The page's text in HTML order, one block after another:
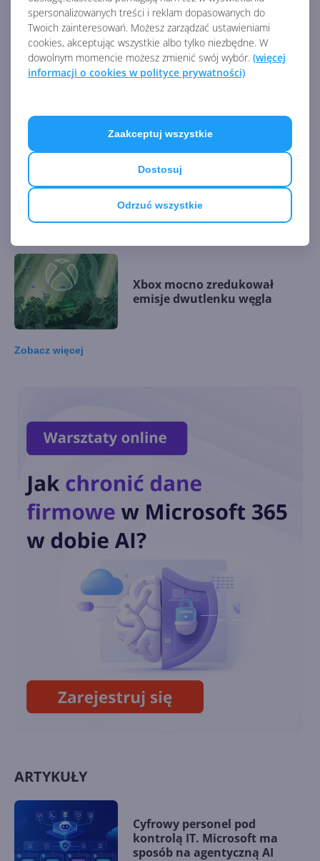
spersonalizowanych treści i reklam dopasowanych do
Twoich zainteresowań. Możesz zarządzać ustawieniami
cookies, akceptując wszystkie albo tylko niezbędne. W
dowolnym momencie możesz zmienić swój wybór. (więcej
informacji o cookies w polityce prywatności)
Odrzuć wszystkie
Dostosuj
Zaakceptuj wszystkie
Zaproszenia do znajomych
wróciły w listopadowej
aktualizacji Xboksa
Usługi Xbox z problemami.
Microsoft potwierdza kłopoty
z rozgrywką online
Xbox mocno zredukował
emisje dwutlenku węgla
znamy już szczegóły
marketingu Xbox w Roblox
Microsoft zamyka studia
odpowiedzialne za Prey,
Redfall i nie tylko
Zobacz więcej
ARTYKUŁY
Cyfrowy personel pod
kontrolą IT. Microsoft ma
sposób na agentyczną AI